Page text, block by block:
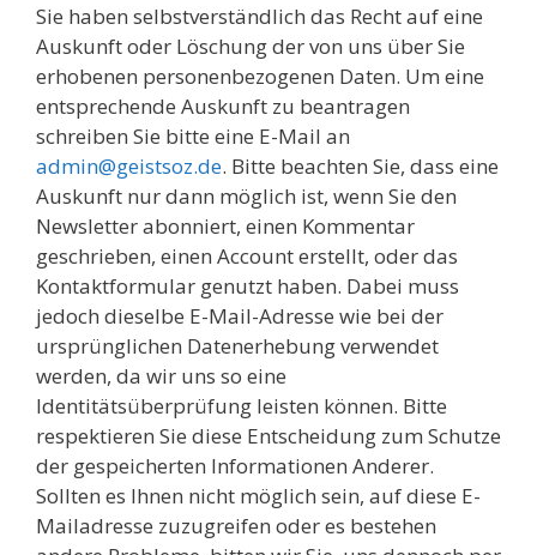
Sie haben selbstverständlich das Recht auf eine
Auskunft oder Löschung der von uns über Sie
erhobenen personenbezogenen Daten. Um eine
entsprechende Auskunft zu beantragen
schreiben Sie bitte eine E-Mail an
admin@geistsoz.de. Bitte beachten Sie, dass eine
Auskunft nur dann möglich ist, wenn Sie den
Newsletter abonniert, einen Kommentar
geschrieben, einen Account erstellt, oder das
Kontaktformular genutzt haben. Dabei muss
jedoch dieselbe E-Mail-Adresse wie bei der
ursprünglichen Datenerhebung verwendet
werden, da wir uns so eine
Identitätsüberprüfung leisten können. Bitte
respektieren Sie diese Entscheidung zum Schutze
der gespeicherten Informationen Anderer.
Sollten es Ihnen nicht möglich sein, auf diese E-
Mailadresse zuzugreifen oder es bestehen